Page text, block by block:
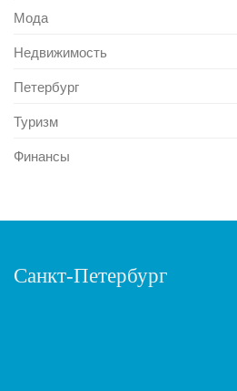
Мода
Недвижимость
Петербург
Туризм
Финансы
Санкт-Петербург